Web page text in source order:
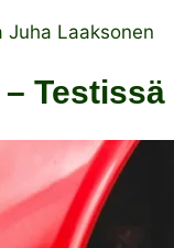
Juha Laaksonen
Testissä